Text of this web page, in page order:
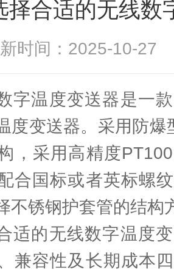
择合适的无线数
时间：2025-10-
字温度变送器是一
度变送器。采用防
，采用高精度
合国标或者英标螺
不锈钢护套管的结构
适的无线数字温度
兼容性及长期成本